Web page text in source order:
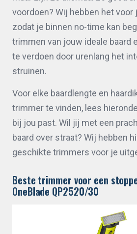
voordoen? Wij hebben het
zodat je binnen no-time kan
trimmen van jouw ideale baard
te verdoen door urenlang het
struinen.
Voor elke baardlengte en
trimmer te vinden, lees
bij jou past. Wil jij met een
baard over straat? Wij hebben
geschikte trimmers voor je
Beste trimmer voor een
OneBlade QP2520/30